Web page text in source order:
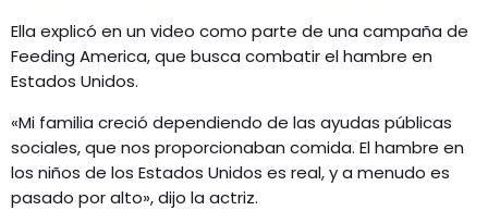
Ella explicó en un video como parte de una campaña de
Feeding America, que busca combatir el hambre en
Estados Unidos.
«Mi familia creció dependiendo de las ayudas públicas
sociales, que nos proporcionaban comida. El hambre en
los niños de los Estados Unidos es real, y a menudo es
pasado por alto», dijo la actriz.